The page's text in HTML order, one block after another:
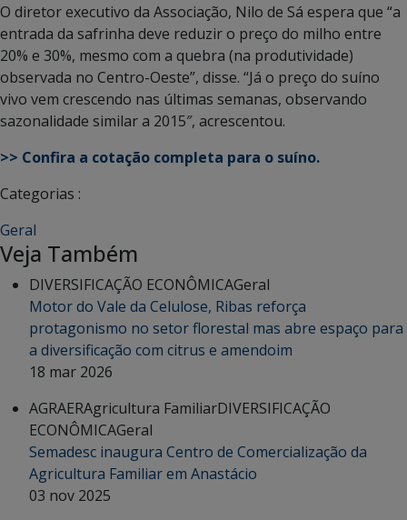
O diretor executivo da Associação, Nilo de Sá espera que “a
entrada da safrinha deve reduzir o preço do milho entre
20% e 30%, mesmo com a quebra (na produtividade)
observada no Centro-Oeste”, disse. “Já o preço do suíno
vivo vem crescendo nas últimas semanas, observando
sazonalidade similar a 2015″, acrescentou.
>> Confira a cotação completa para o suíno.
Categorias :
Geral
Veja Também
DIVERSIFICAÇÃO ECONÔMICAGeral
Motor do Vale da Celulose, Ribas reforça
protagonismo no setor florestal mas abre espaço para
a diversificação com citrus e amendoim
18 mar 2026
AGRAERAgricultura FamiliarDIVERSIFICAÇÃO
ECONÔMICAGeral
Semadesc inaugura Centro de Comercialização da
Agricultura Familiar em Anastácio
03 nov 2025